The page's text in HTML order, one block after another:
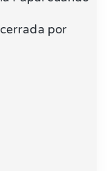
cerrada por